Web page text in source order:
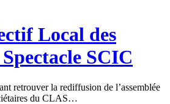
Local des
SCIC
retrouver la rediffusion de l’assemblée
du CLAS…